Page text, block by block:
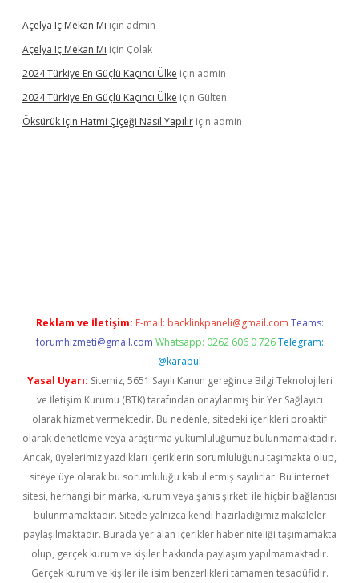
Açelya Iç Mekan Mı için admin
Açelya Iç Mekan Mı için Çolak
2024 Türkiye En Güçlü Kaçıncı Ülke için admin
2024 Türkiye En Güçlü Kaçıncı Ülke için Gülten
Öksürük Için Hatmi Çiçeği Nasıl Yapılır için admin
Reklam ve İletişim: E-mail: backlinkpaneli@gmail.com Teams:
forumhizmeti@gmail.com Whatsapp: 0262 606 0 726 Telegram:
@karabul
Yasal Uyarı: Sitemiz, 5651 Sayılı Kanun gereğince Bilgi Teknolojileri
ve İletişim Kurumu (BTK) tarafından onaylanmış bir Yer Sağlayıcı
olarak hizmet vermektedir. Bu nedenle, sitedeki içerikleri proaktif
olarak denetleme veya araştırma yükümlülüğümüz bulunmamaktadır.
Ancak, üyelerimiz yazdıkları içeriklerin sorumluluğunu taşımakta olup,
siteye üye olarak bu sorumluluğu kabul etmiş sayılırlar. Bu internet
sitesi, herhangi bir marka, kurum veya şahıs şirketi ile hiçbir bağlantısı
bulunmamaktadır. Sitede yalnızca kendi hazırladığımız makaleler
paylaşılmaktadır. Burada yer alan içerikler haber niteliği taşımamakta
olup, gerçek kurum ve kişiler hakkında paylaşım yapılmamaktadır.
Gerçek kurum ve kişiler ile isim benzerlikleri tamamen tesadüfidir.